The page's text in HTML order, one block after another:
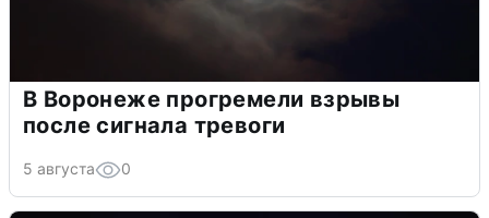
В Воронеже прогремели взрывы
после сигнала тревоги
5 августа 0